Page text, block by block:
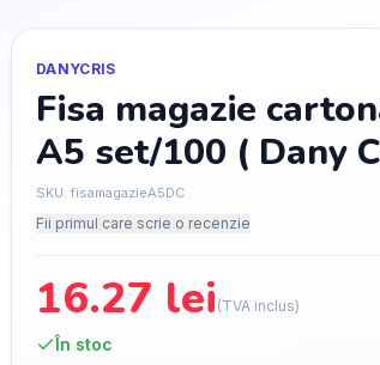
DANYCRIS
Fisa magazie
A5 set/100 ( Dany
SKU: fisamagazieA5DC
Fii primul care scrie o recenzie
16.27 lei (TVA inclus)
În stoc